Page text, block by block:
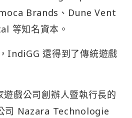
Brands、Dune Vent
等知名資本。
IndiGG 還得到了傳統遊戲
戲公司創辦人暨執行長的
Nazara Technologie